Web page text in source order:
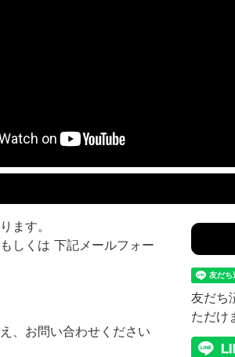
ます。
しくは 下記メールフォー
、お問い合わせください
友だち
ただけ